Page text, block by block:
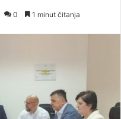
0 1 minut čitanja